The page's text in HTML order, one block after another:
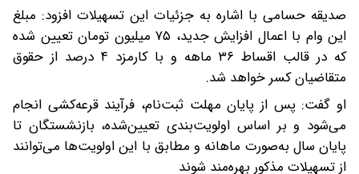
صدیقه حسامی با اشاره به جزئیات این تسهیلات افزود: مبلغ
این وام با اعمال افزایش جدید، ۷۵ میلیون تومان تعیین شده
که در قالب اقساط ۳۶ ماهه و با کارمزد ۴ درصد از حقوق
متقاضیان کسر خواهد شد.
او گفت: پس از پایان مهلت ثبت‌نام، فرآیند قرعه‌کشی انجام
می‌شود و بر اساس اولویت‌بندی تعیین‌شده، بازنشستگان تا
پایان سال به‌صورت ماهانه و مطابق با این اولویت‌ها می‌توانند
از تسهیلات مذکور بهره‌مند شوند